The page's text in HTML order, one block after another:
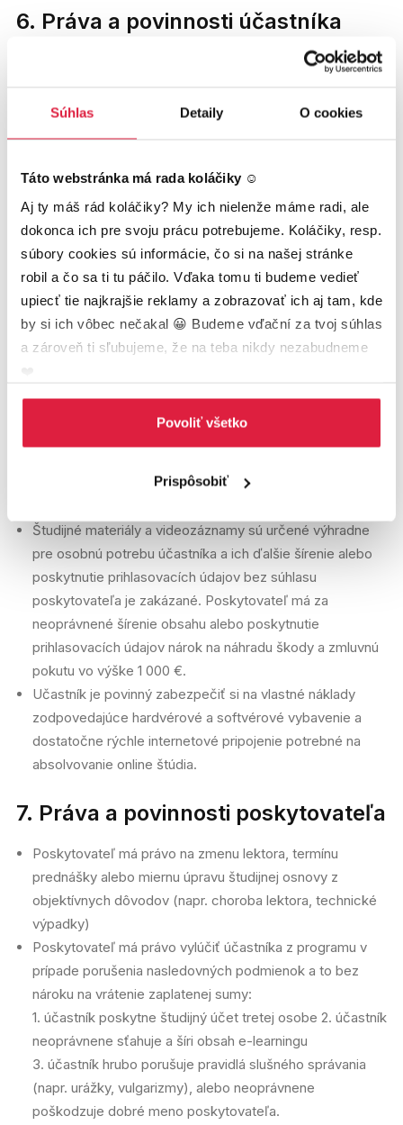
Súhlas Detaily O cookies
Táto webstránka má rada koláčiky ☺️
Aj ty máš rád koláčiky? My ich nielenže máme radi, ale
dokonca ich pre svoju prácu potrebujeme. Koláčiky, resp.
súbory cookies sú informácie, čo si na našej stránke
robil a čo sa ti tu páčilo. Vďaka tomu ti budeme vedieť
upiecť tie najkrajšie reklamy a zobrazovať ich aj tam, kde
by si ich vôbec nečakal 😀 Budeme vďační za tvoj súhlas
a zároveň ti sľubujeme, že na teba nikdy nezabudneme
Povoliť všetko
Prispôsobiť
6. Práva a povinnosti účastníka
Účastník má právo na prístup do vzdelávacieho e-
začatím štúdia, ak uhradil poplatok za štúdium.
Poskytovateľ sa zaväzuje po úhrade zabezpečiť
vzdelávanie v termínoch a témach, ktoré v čase
objednávky boli zobrazené na web stránke:
digitalnauniverzita.sk, avšak poskytovateľ má právo
upraviť obsah vzdelávania podľa najnovších zmien a
trendov v odvetví.
Pokiaľ chce účastník ukončiť štúdium s certifikátom, je
povinný odovzdávať praktické domáce úlohy a
obhájiť záverečnú prácu.
v e-learningu. Počet miest je obmedzený a miesto
Študijné materiály a videozáznamy sú určené výhradne
pre osobnú potrebu účastníka a ich ďalšie šírenie alebo
poskytnutie prihlasovacích údajov bez súhlasu
poskytovateľa je zakázané. Poskytovateľ má za
neoprávnené šírenie obsahu alebo poskytnutie
prihlasovacích údajov nárok na náhradu škody a zmluvnú
pokutu vo výške 1 000 €.
Učastník je povinný zabezpečiť si na vlastné náklady
zodpovedajúce hardvérové a softvérové vybavenie a
dostatočne rýchle internetové pripojenie potrebné na
absolvovanie online štúdia.
7. Práva a povinnosti poskytovateľa
Poskytovateľ má právo na zmenu lektora, termínu
prednášky alebo miernu úpravu študijnej osnovy z
objektívnych dôvodov (napr. choroba lektora, technické
výpadky)
Poskytovateľ má právo vylúčiť účastníka z programu v
prípade porušenia nasledovných podmienok a to bez
nároku na vrátenie zaplatenej sumy:
1. účastník poskytne študijný účet tretej osobe 2. účastník
neoprávnene sťahuje a šíri obsah e-learningu
3. účastník hrubo porušuje pravidlá slušného správania
(napr. urážky, vulgarizmy), alebo neoprávnene
poškodzuje dobré meno poskytovateľa.